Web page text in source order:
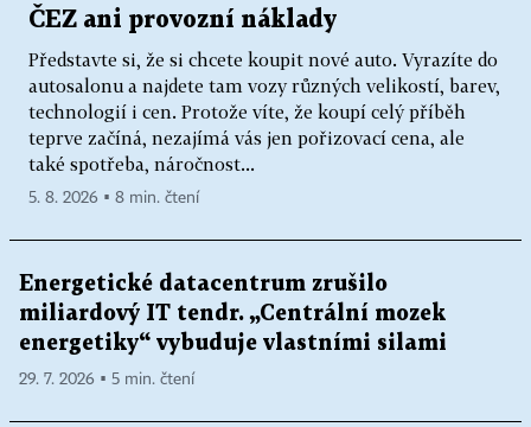
ČEZ ani provozní náklady
Představte si, že si chcete koupit nové auto. Vyrazíte do
autosalonu a najdete tam vozy různých velikostí, barev,
technologií i cen. Protože víte, že koupí celý příběh
teprve začíná, nezajímá vás jen pořizovací cena, ale
také spotřeba, náročnost...
5. 8. 2026 ▪ 8 min. čtení
Energetické datacentrum zrušilo
miliardový IT tendr. „Centrální mozek
energetiky“ vybuduje vlastními silami
29. 7. 2026 ▪ 5 min. čtení